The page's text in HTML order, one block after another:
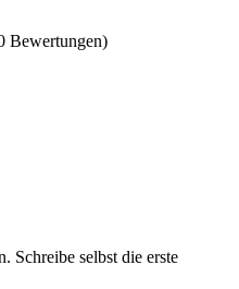
Bewertungen)
Schreibe selbst die erste